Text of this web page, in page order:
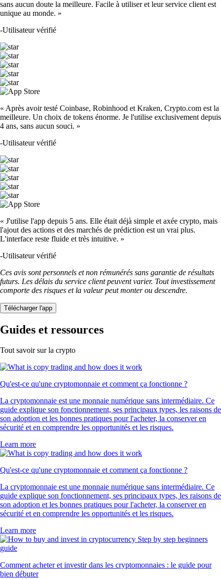
sans aucun doute la meilleure. Facile à utiliser et leur service client est
unique au monde. »
-Utilisateur vérifié
« Après avoir testé Coinbase, Robinhood et Kraken, Crypto.com est la
meilleure. Un choix de tokens énorme. Je l'utilise exclusivement depuis
4 ans, sans aucun souci. »
-Utilisateur vérifié
« J'utilise l'app depuis 5 ans. Elle était déjà simple et axée crypto, mais
l'ajout des actions et des marchés de prédiction est un vrai plus.
L'interface reste fluide et très intuitive. »
-Utilisateur vérifié
Ces avis sont personnels et non rémunérés sans garantie de résultats
futurs. Les délais du service client peuvent varier. Tout investissement
comporte des risques et la valeur peut monter ou descendre.
Télécharger l'app
Guides et ressources
Tout savoir sur la crypto
Qu'est-ce qu'une cryptomonnaie et comment ça fonctionne ?
La cryptomonnaie est une monnaie numérique sans intermédiaire. Ce
guide explique son fonctionnement, ses principaux types, les raisons de
son adoption et les bonnes pratiques pour l'acheter, la conserver en
sécurité et en comprendre les opportunités et les risques.
Learn more
Qu'est-ce qu'une cryptomonnaie et comment ça fonctionne ?
La cryptomonnaie est une monnaie numérique sans intermédiaire. Ce
guide explique son fonctionnement, ses principaux types, les raisons de
son adoption et les bonnes pratiques pour l'acheter, la conserver en
sécurité et en comprendre les opportunités et les risques.
Learn more
Comment acheter et investir dans les cryptomonnaies : le guide pour
bien débuter